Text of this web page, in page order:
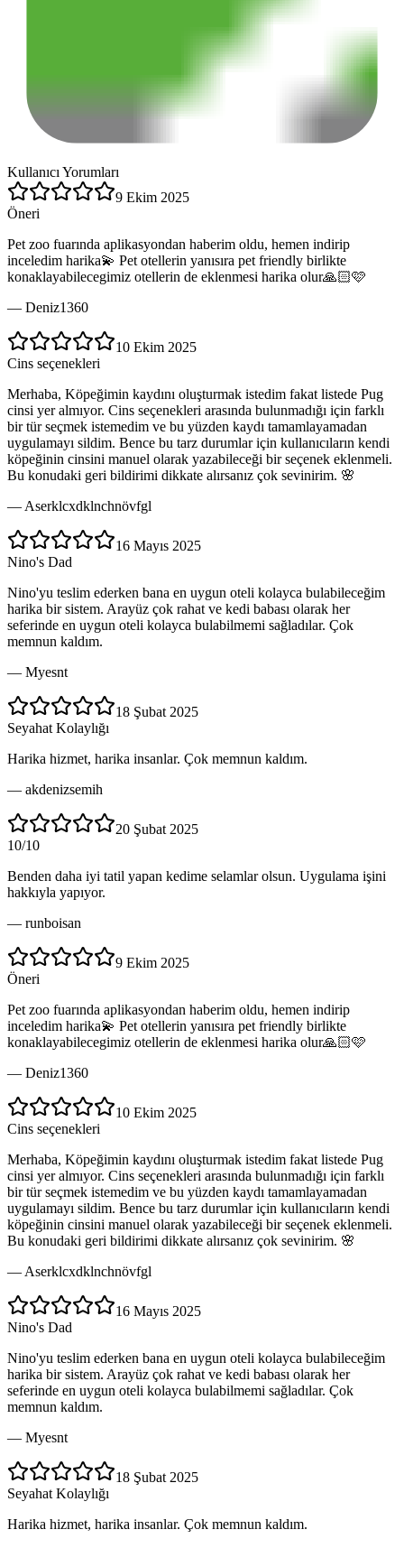
Kullanıcı Yorumları
9 Ekim 2025
Öneri
Pet zoo fuarında aplikasyondan haberim oldu, hemen indirip
inceledim harika💫 Pet otellerin yanısıra pet friendly birlikte
konaklayabilecegimiz otellerin de eklenmesi harika olur🙏🏻🩷
— Deniz1360
10 Ekim 2025
Cins seçenekleri
Merhaba, Köpeğimin kaydını oluşturmak istedim fakat listede Pug
cinsi yer almıyor. Cins seçenekleri arasında bulunmadığı için farklı
bir tür seçmek istemedim ve bu yüzden kaydı tamamlayamadan
uygulamayı sildim. Bence bu tarz durumlar için kullanıcıların kendi
köpeğinin cinsini manuel olarak yazabileceği bir seçenek eklenmeli.
Bu konudaki geri bildirimi dikkate alırsanız çok sevinirim. 🌸
— Aserklcxdklnchnövfgl
16 Mayıs 2025
Nino's Dad
Nino'yu teslim ederken bana en uygun oteli kolayca bulabileceğim
harika bir sistem. Arayüz çok rahat ve kedi babası olarak her
seferinde en uygun oteli kolayca bulabilmemi sağladılar. Çok
memnun kaldım.
— Myesnt
18 Şubat 2025
Seyahat Kolaylığı
Harika hizmet, harika insanlar. Çok memnun kaldım.
— akdenizsemih
20 Şubat 2025
10/10
Benden daha iyi tatil yapan kedime selamlar olsun. Uygulama işini
hakkıyla yapıyor.
— runboisan
9 Ekim 2025
Öneri
Pet zoo fuarında aplikasyondan haberim oldu, hemen indirip
inceledim harika💫 Pet otellerin yanısıra pet friendly birlikte
konaklayabilecegimiz otellerin de eklenmesi harika olur🙏🏻🩷
— Deniz1360
10 Ekim 2025
Cins seçenekleri
Merhaba, Köpeğimin kaydını oluşturmak istedim fakat listede Pug
cinsi yer almıyor. Cins seçenekleri arasında bulunmadığı için farklı
bir tür seçmek istemedim ve bu yüzden kaydı tamamlayamadan
uygulamayı sildim. Bence bu tarz durumlar için kullanıcıların kendi
köpeğinin cinsini manuel olarak yazabileceği bir seçenek eklenmeli.
Bu konudaki geri bildirimi dikkate alırsanız çok sevinirim. 🌸
— Aserklcxdklnchnövfgl
16 Mayıs 2025
Nino's Dad
Nino'yu teslim ederken bana en uygun oteli kolayca bulabileceğim
harika bir sistem. Arayüz çok rahat ve kedi babası olarak her
seferinde en uygun oteli kolayca bulabilmemi sağladılar. Çok
memnun kaldım.
— Myesnt
18 Şubat 2025
Seyahat Kolaylığı
Harika hizmet, harika insanlar. Çok memnun kaldım.